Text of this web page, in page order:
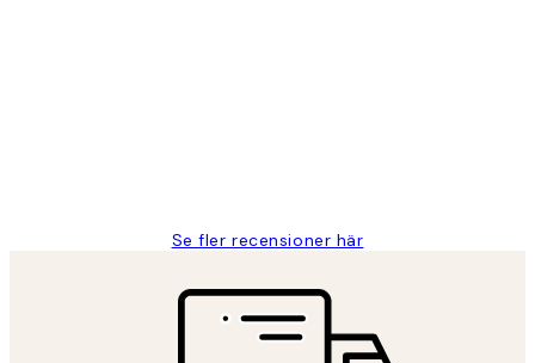
Se fler recensioner här